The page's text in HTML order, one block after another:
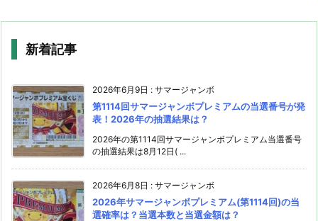
新着記事
2026年6月9日 : サマージャンボ
第1114回サマージャンボプレミアムの当選番号が発
表！2026年の抽選結果は？
2026年の第1114回サマージャンボプレミアム当選番号
の抽選結果は8月12日( ...
2026年6月8日 : サマージャンボ
2026年サマージャンボプレミアム(第1114回)の当
選確率は？当選本数と当選金額は？